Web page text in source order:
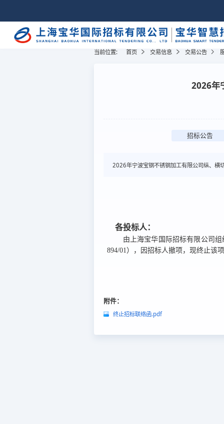
当前位置: 首页 交易信息 交易公告
2026年
招标公告
2026年宁波宝钢不锈钢加工有限公司纵、横
各投标人：
由上海宝华国际招标有限公司
894/01）
，因招标人撤项，现终止该
附件：
终止招标联络函.pdf